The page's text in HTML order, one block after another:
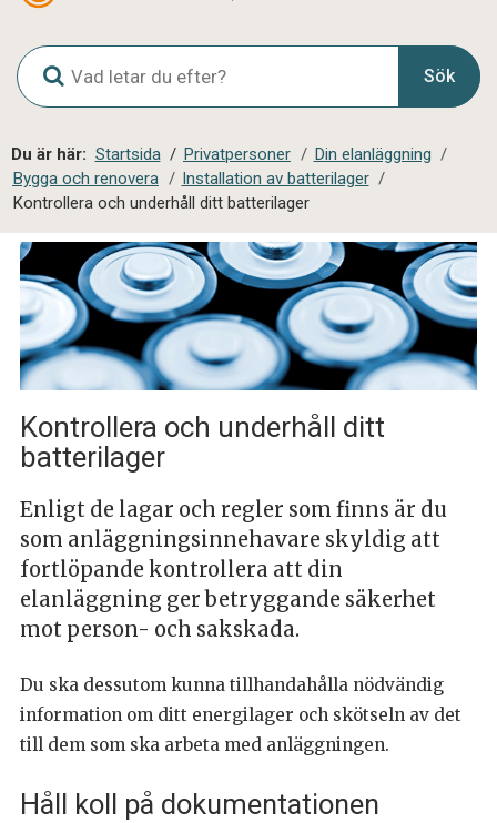
G
l
o
a
l
s
i
t
e
ö
k
Sök
Du är här: Startsida / Privatpersoner / Din elanläggning /
Bygga och renovera / Installation av batterilager /
Kontrollera och underhåll ditt batterilager
Kontrollera och underhåll ditt
batterilager
Enligt de lagar och regler som finns är du
som anläggningsinnehavare skyldig att
fortlöpande kontrollera att din
elanläggning ger betryggande säkerhet
mot person- och sakskada.
Du ska dessutom kunna tillhandahålla nödvändig
information om ditt energilager och skötseln av det
till dem som ska arbeta med anläggningen.
Håll koll på dokumentationen